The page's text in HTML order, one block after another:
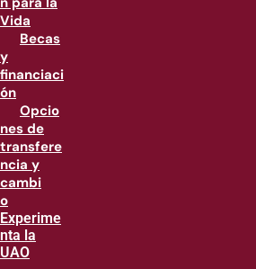
Vida
Becas
y
financiaci
ón
Opcio
nes de
transfere
ncia y
cambi
o
Experime
nta la
UAO